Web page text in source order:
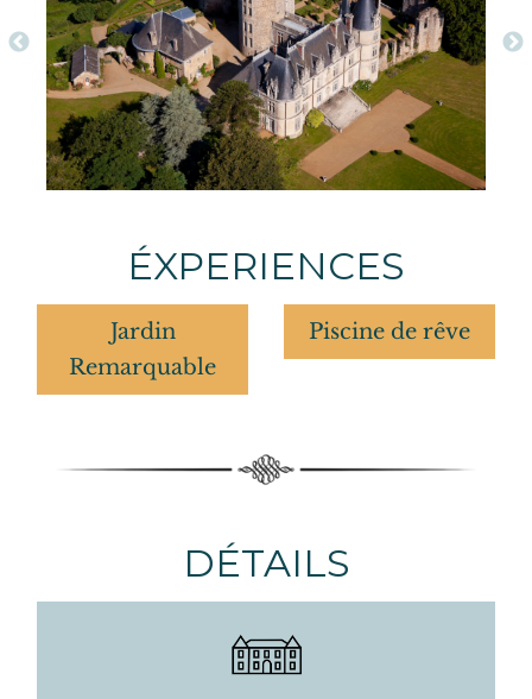
ÉXPERIENCES
Jardin
Remarquable
Piscine de rêve
DÉTAILS